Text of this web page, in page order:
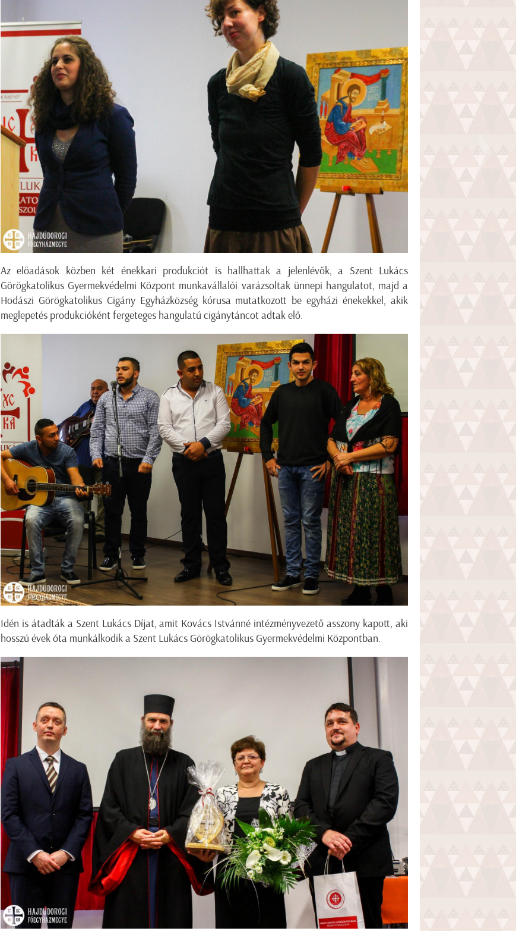
Az előadások közben két énekkari produkciót is hallhattak a jelenlévők, a Szent Lukács
Görögkatolikus Gyermekvédelmi Központ munkavállalói varázsoltak ünnepi hangulatot, majd a
Hodászi Görögkatolikus Cigány Egyházközség kórusa mutatkozott be egyházi énekekkel, akik
meglepetés produkcióként fergeteges hangulatú cigánytáncot adtak elő.
Idén is átadták a Szent Lukács Díjat, amit Kovács Istvánné intézményvezető asszony kapott, aki
hosszú évek óta munkálkodik a Szent Lukács Görögkatolikus Gyermekvédelmi Központban.